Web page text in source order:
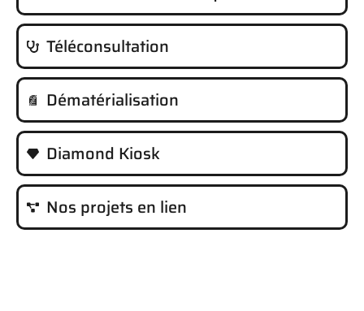
Téléconsultation
Dématérialisation
Diamond Kiosk
Nos projets en lien